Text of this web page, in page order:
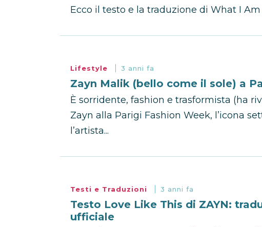
Ecco il testo e la traduzione di What I
Lifestyle 3 anni fa
Zayn Malik (bello come il sole) a
È sorridente, fashion e trasformista (ha
Zayn alla Parigi Fashion Week, l’icona
l’artista...
Testi e Traduzioni 3 anni fa
Testo Love Like This di ZAYN:
ufficiale